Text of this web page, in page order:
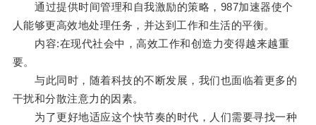
通过提供时间管理和自我激励的策略，987加速器使个
人能够更高效地处理任务，并达到工作和生活的平衡。
内容:在现代社会中，高效工作和创造力变得越来越重
要。
与此同时，随着科技的不断发展，我们也面临着更多的
干扰和分散注意力的因素。
为了更好地适应这个快节奏的时代，人们需要寻找一种